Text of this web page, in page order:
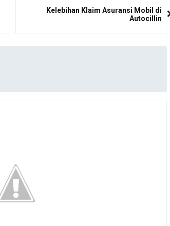
Kelebihan Klaim Asuransi Mobil di
Autocillin